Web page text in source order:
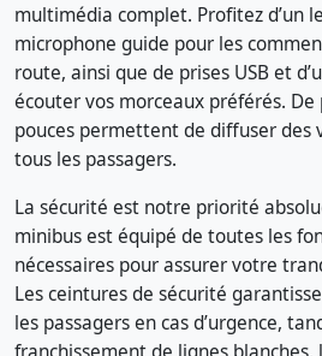
multimédia complet. Profitez d’un
microphone guide pour les
route, ainsi que de prises USB et
écouter vos morceaux préférés. De
pouces permettent de diffuser des
tous les passagers.
La sécurité est notre priorité
minibus est équipé de toutes les
nécessaires pour assurer votre
Les ceintures de sécurité
les passagers en cas d’urgence,